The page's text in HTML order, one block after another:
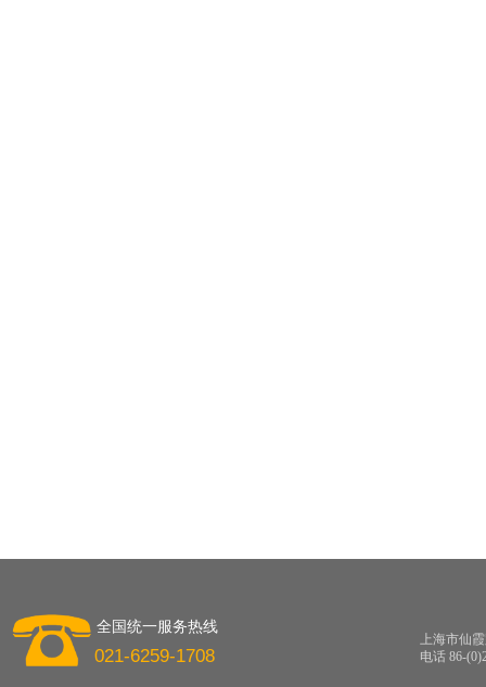
上海市仙
电话 86-
全国统一服务热线
021-6259-1708